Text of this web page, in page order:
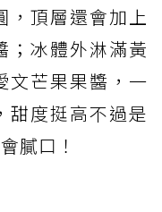
，頂層還會加上
；冰體外淋滿黃
文芒果果醬，一
甜度挺高不過是
膩口！